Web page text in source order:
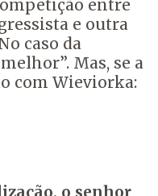
entre
e outra
caso da
Mas, se a
com Wieviorka: